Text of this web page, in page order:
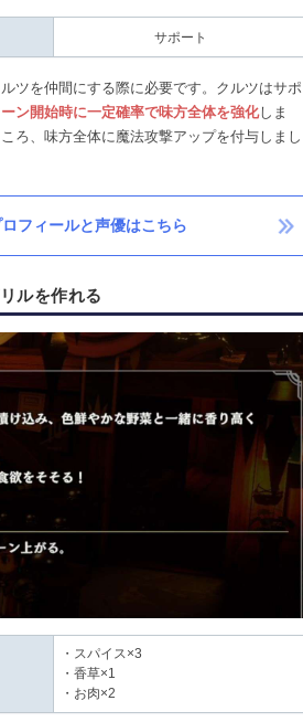
サポート
ツを仲間にする際に必要です。クルツはサポ
ン開始時に一定確率で味方全体を強化しま
ろ、味方全体に魔法攻撃アップを付与しまし
フィールと声優はこちら
ルを作れる
・スパイス×3
・香草×1
・お肉×2